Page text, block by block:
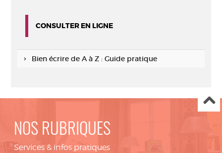
CONSULTER EN LIGNE
Bien écrire de A à Z : Guide pratique
NOS RUBRIQUES
Services & infos pratiques